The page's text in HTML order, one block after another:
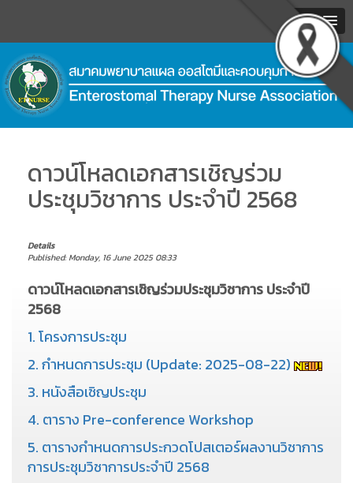
MENU
.
ดาวน์โหลดเอกสารเชิญร่วม
ประชุมวิชาการ ประจำปี 2568
Details
Published: Monday, 16 June 2025 08:33
ดาวน์โหลดเอกสารเชิญร่วมประชุมวิชาการ ประจำปี
2568
1. โครงการประชุม
2. กำหนดการประชุม (Update: 2025-08-22)
3. หนังสือเชิญประชุม
4. ตาราง Pre-conference Workshop
5. ตารางกำหนดการประกวดโปสเตอร์ผลงานวิชาการ
การประชุมวิชาการประจำปี 2568